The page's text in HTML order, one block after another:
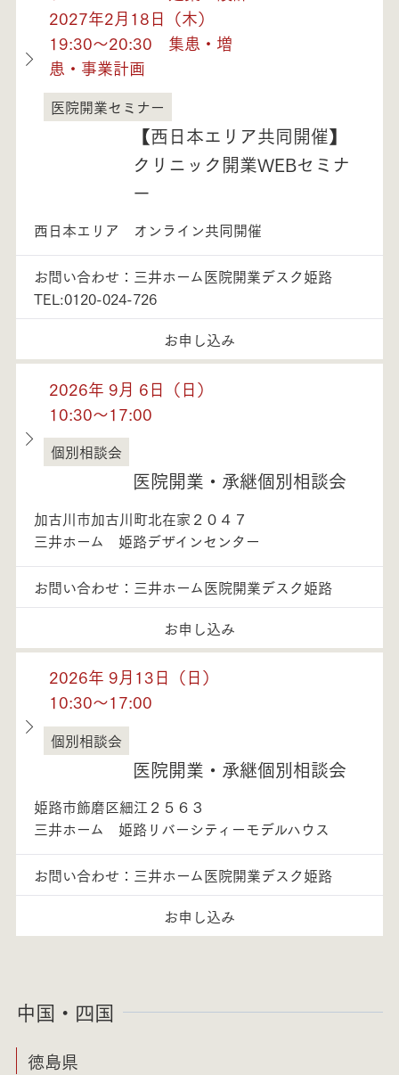
2027年2月18日（木）
19:30～20:30 集患・増
患・事業計画
兵庫県
医院開業セミナー
【西日本エリア共同開催】
クリニック開業WEBセミナ
ー
西日本エリア オンライン共同開催
お問い合わせ：三井ホーム医院開業デスク姫路
TEL:0120-024-726
お申し込み
2026年 9月 6日（日）
10:30～17:00
兵庫県
個別相談会
医院開業・承継個別相談会
加古川市加古川町北在家２０４７
三井ホーム 姫路デザインセンター
お問い合わせ：三井ホーム医院開業デスク姫路
お申し込み
2026年 9月13日（日）
10:30～17:00
兵庫県
個別相談会
医院開業・承継個別相談会
姫路市飾磨区細江２５６３
三井ホーム 姫路リバーシティーモデルハウス
お問い合わせ：三井ホーム医院開業デスク姫路
お申し込み
中国・四国
徳島県